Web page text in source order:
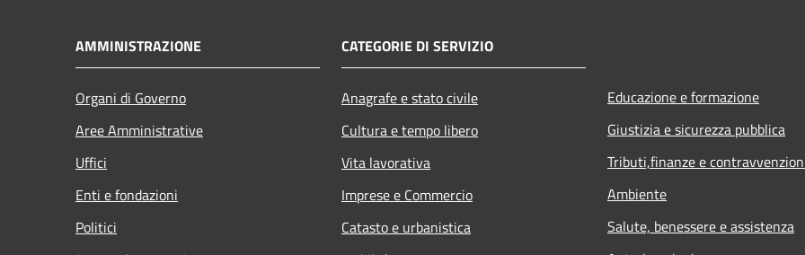
AMMINISTRAZIONE
Organi di Governo
Aree Amministrative
Uffici
Enti e fondazioni
Politici
CATEGORIE DI SERVIZIO
Anagrafe e stato civile
Cultura e tempo libero
Vita lavorativa
Imprese e Commercio
Catasto e urbanistica
Educazione e formazione
Giustizia e sicurezza pubblica
Tributi,finanze e
Ambiente
Salute, benessere e assistenza